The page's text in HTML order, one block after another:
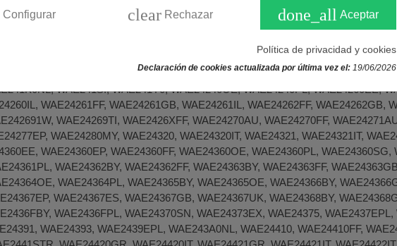
Configurar clear Rechazar done_all Aceptar
Política de privacidad y cookies
Declaración de cookies actualizada por última vez el: 19/06/2026